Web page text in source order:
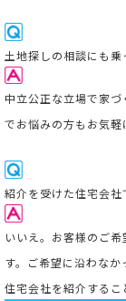
土地探しの相談にも乗
中立公正な立場で家づ
でお悩みの方もお気軽
紹介を受けた住宅会
いいえ。お客様のご
す。ご希望に沿わな
住宅会社を紹介するこ